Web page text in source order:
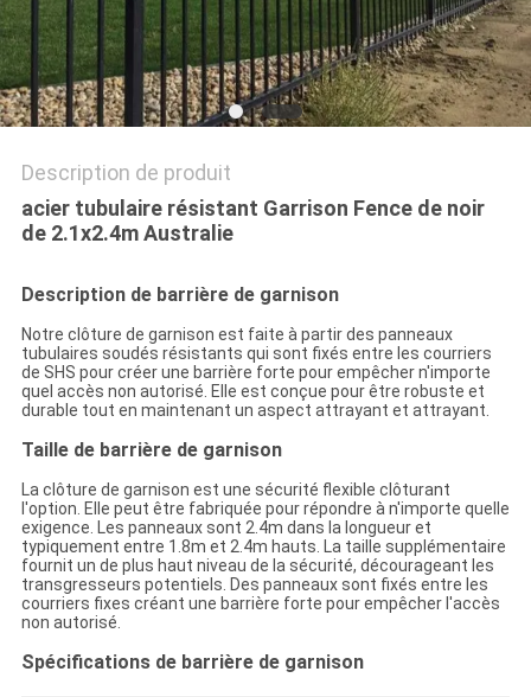
Description de produit
acier tubulaire résistant Garrison Fence de noir
de 2.1x2.4m Australie
Description de barrière de garnison
Notre clôture de garnison est faite à partir des panneaux
tubulaires soudés résistants qui sont fixés entre les courriers
de SHS pour créer une barrière forte pour empêcher n'importe
quel accès non autorisé. Elle est conçue pour être robuste et
durable tout en maintenant un aspect attrayant et attrayant.
Taille de barrière de garnison
La clôture de garnison est une sécurité flexible clôturant
l'option. Elle peut être fabriquée pour répondre à n'importe quelle
exigence. Les panneaux sont 2.4m dans la longueur et
typiquement entre 1.8m et 2.4m hauts. La taille supplémentaire
fournit un de plus haut niveau de la sécurité, décourageant les
transgresseurs potentiels. Des panneaux sont fixés entre les
courriers fixes créant une barrière forte pour empêcher l'accès
non autorisé.
Spécifications de barrière de garnison